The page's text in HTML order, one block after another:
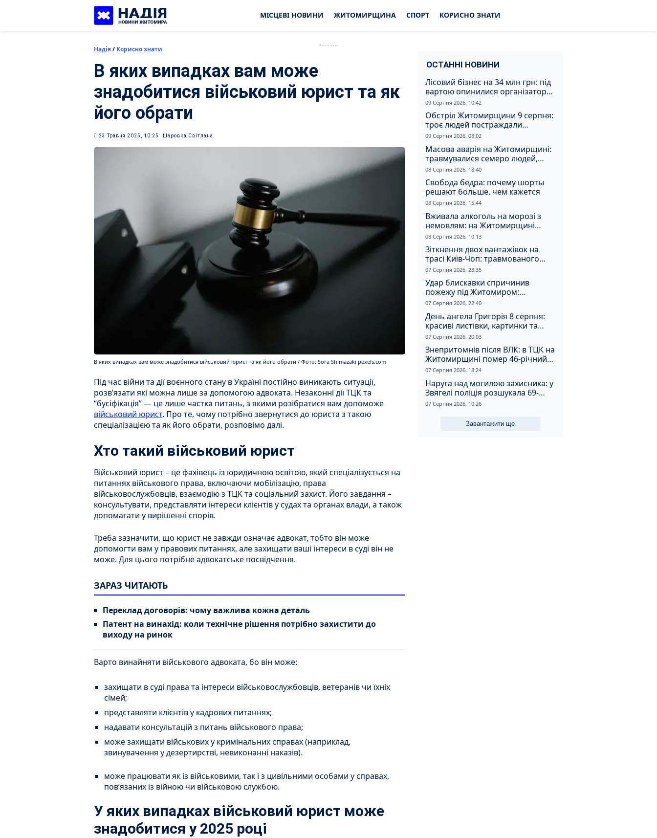
МІСЦЕВІ НОВИНИ ЖИТОМИРЩИНА СПОРТ КОРИСНО ЗНАТИ
Надія/ Корисно знати
В яких випадках вам може
знадобитися військовий юрист та як
його обрати
23 Травня 2025, 10:25 Шаровка Світлана
В яких випадках вам може знадобитися військовий юрист та як його обрати / Фото: Sora Shimazaki pexels.com
Під час війни та дії воєнного стану в Україні постійно виникають ситуації,
розв’язати які можна лише за допомогою адвоката. Незаконні дії ТЦК та
“бусіфікація” — це лише частка питань, з якими розібратися вам допоможе
військовий юрист. Про те, чому потрібно звернутися до юриста з такою
спеціалізацією та як його обрати, розповімо далі.
Хто такий військовий юрист
Військовий юрист – це фахівець із юридичною освітою, який спеціалізується на
питаннях військового права, включаючи мобілізацію, права
військовослужбовців, взаємодію з ТЦК та соціальний захист. Його завдання –
консультувати, представляти інтереси клієнтів у судах та органах влади, а також
допомагати у вирішенні спорів.
Треба зазначити, що юрист не завжди означає адвокат, тобто він може
допомогти вам у правових питаннях, але захищати ваші інтереси в суді він не
може. Для цього потрібне адвокатське посвідчення.
ЗАРАЗ ЧИТАЮТЬ
Переклад договорів: чому важлива кожна деталь
Патент на винахід: коли технічне рішення потрібно захистити до
виходу на ринок
Варто винайняти військового адвоката, бо він може:
захищати в суді права та інтереси військовослужбовців, ветеранів чи їхніх
сімей;
представляти клієнтів у кадрових питаннях;
надавати консультацій з питань військового права;
може захищати військових у кримінальних справах (наприклад,
звинувачення у дезертирстві, невиконанні наказів).
може працювати як із військовими, так і з цивільними особами у справах,
пов’язаних із війною чи військовою службою.
У яких випадках військовий юрист може
знадобитися у 2025 році
ОСТАННІ НОВИНИ
Лісовий бізнес на 34 млн грн: під
вартою опинилися організатори
незаконної вирубки на
Житомирщині
09 Серпня 2026, 10:42
Обстріл Житомирщини 9 серпня:
троє людей постраждали
внаслідок атаки
09 Серпня 2026, 08:02
Масова аварія на Житомирщині:
травмувалися семеро людей,
серед них діти
08 Серпня 2026, 18:40
Свобода бедра: почему шорты
решают больше, чем кажется
08 Серпня 2026, 15:44
Вживала алкоголь на морозі з
немовлям: на Житомирщині
засудили матір, через яку дитина
отримала обмороження
08 Серпня 2026, 10:13
Зіткнення двох вантажівок на
трасі Київ-Чоп: травмованого
водія забрали до лікарні
07 Серпня 2026, 23:35
Удар блискавки спричинив
пожежу під Житомиром:
рятувальники витягли з вогню
07 Серпня 2026, 22:40
День ангела Григорія 8 серпня:
красиві листівки, картинки та
душевні привітання
07 Серпня 2026, 20:03
Знепритомнів після ВЛК: в ТЦК на
Житомирщині помер 46-річний
чоловік
07 Серпня 2026, 18:24
Наруга над могилою захисника: у
Звягелі поліція розшукала 69-
річного зловмисника
07 Серпня 2026, 10:26
Завантажити ще